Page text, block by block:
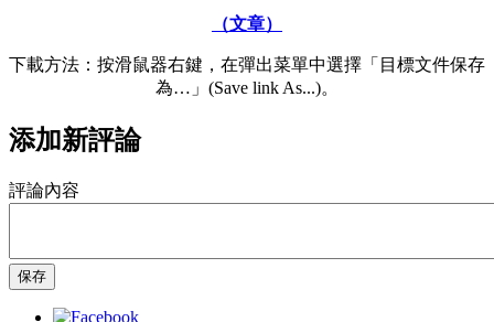
（文章）
下載方法：按滑鼠器右鍵，在彈出菜單中選擇「目標文件保存
為…」(Save link As...)。
添加新評論
評論內容
保存